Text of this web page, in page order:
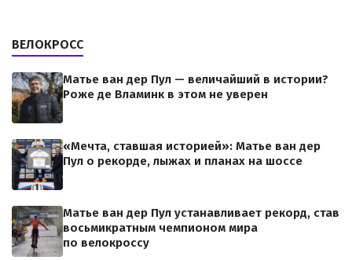
ВЕЛОКРОСС
Матье ван дер Пул — величайший в истории?
Роже де Вламинк в этом не уверен
«Мечта, ставшая историей»: Матье ван дер
Пул о рекорде, лыжах и планах на шоссе
Матье ван дер Пул устанавливает рекорд, став
восьмикратным чемпионом мира
по велокроссу